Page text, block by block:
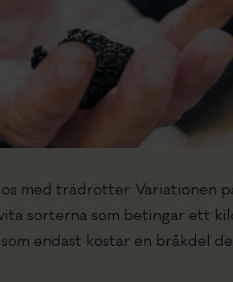
med trädrötter. Variationen
sorterna som betingar ett
endast kostar en bråkdel